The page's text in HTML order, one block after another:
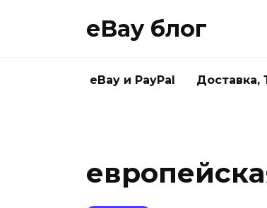
eBay блог
eBay и PayPal Доставка,